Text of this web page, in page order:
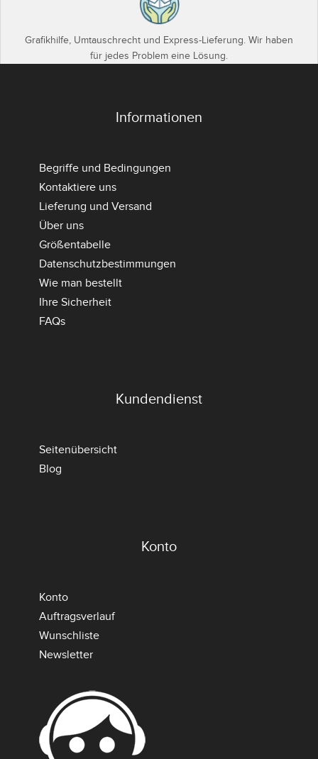
Grafikhilfe, Umtauschrecht und Express-Lieferung. Wir haben
für jedes Problem eine Lösung.
Informationen
Begriffe und Bedingungen
Kontaktiere uns
Lieferung und Versand
Über uns
Größentabelle
Datenschutzbestimmungen
Wie man bestellt
Ihre Sicherheit
FAQs
Kundendienst
Seitenübersicht
Blog
Konto
Konto
Auftragsverlauf
Wunschliste
Newsletter